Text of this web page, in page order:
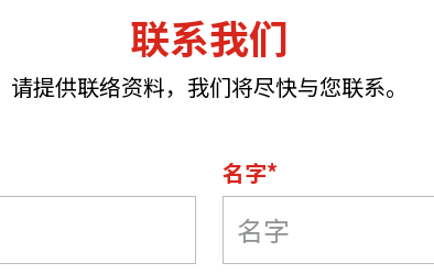
联系我们
请提供联络资料，我们将尽快与您联系。
名字*